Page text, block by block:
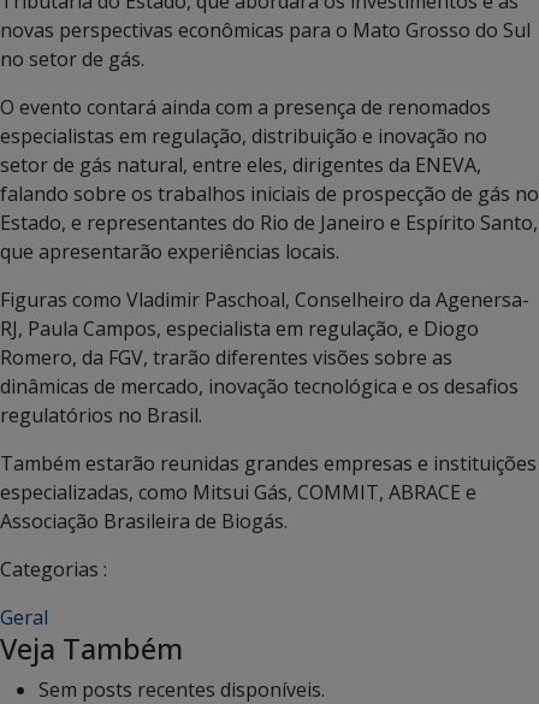
novas perspectivas econômicas para o Mato Grosso do Sul
no setor de gás.
O evento contará ainda com a presença de renomados
especialistas em regulação, distribuição e inovação no
setor de gás natural, entre eles, dirigentes da ENEVA,
falando sobre os trabalhos iniciais de prospecção de gás no
Estado, e representantes do Rio de Janeiro e Espírito Santo,
que apresentarão experiências locais.
Figuras como Vladimir Paschoal, Conselheiro da Agenersa-
RJ, Paula Campos, especialista em regulação, e Diogo
Romero, da FGV, trarão diferentes visões sobre as
dinâmicas de mercado, inovação tecnológica e os desafios
regulatórios no Brasil.
Também estarão reunidas grandes empresas e instituições
especializadas, como Mitsui Gás, COMMIT, ABRACE e
Associação Brasileira de Biogás.
Categorias :
Geral
Veja Também
Sem posts recentes disponíveis.